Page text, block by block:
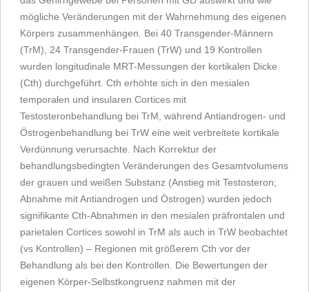
mögliche Veränderungen mit der Wahrnehmung des eigenen
Körpers zusammenhängen. Bei 40 Transgender-Männern
(TrM), 24 Transgender-Frauen (TrW) und 19 Kontrollen
wurden longitudinale MRT-Messungen der kortikalen Dicke
(Cth) durchgeführt. Cth erhöhte sich in den mesialen
temporalen und insularen Cortices mit
Testosteronbehandlung bei TrM, während Antiandrogen- und
Östrogenbehandlung bei TrW eine weit verbreitete kortikale
Verdünnung verursachte. Nach Korrektur der
behandlungsbedingten Veränderungen des Gesamtvolumens
der grauen und weißen Substanz (Anstieg mit Testosteron;
Abnahme mit Antiandrogen und Östrogen) wurden jedoch
signifikante Cth-Abnahmen in den mesialen präfrontalen und
parietalen Cortices sowohl in TrM als auch in TrW beobachtet
(vs Kontrollen) – Regionen mit größerem Cth vor der
Behandlung als bei den Kontrollen. Die Bewertungen der
eigenen Körper-Selbstkongruenz nahmen mit der